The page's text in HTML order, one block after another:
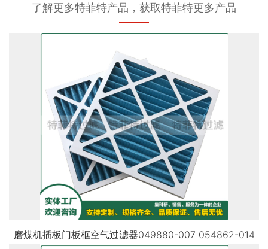
了解更多特菲特产品，获取特菲特更多产品
磨煤机插板门板框空气过滤器049880-007 054862-014